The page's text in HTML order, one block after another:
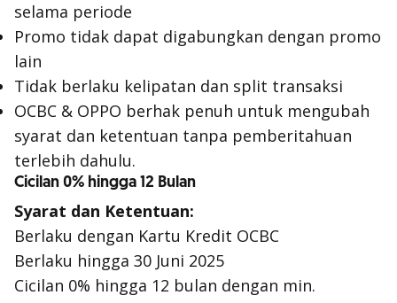
selama periode
Promo tidak dapat digabungkan dengan promo
lain
Tidak berlaku kelipatan dan split transaksi
OCBC & OPPO berhak penuh untuk mengubah
syarat dan ketentuan tanpa pemberitahuan
terlebih dahulu.
Cicilan 0% hingga 12 Bulan
Syarat dan Ketentuan:
Berlaku dengan Kartu Kredit OCBC
Berlaku hingga 30 Juni 2025
Cicilan 0% hingga 12 bulan dengan min.